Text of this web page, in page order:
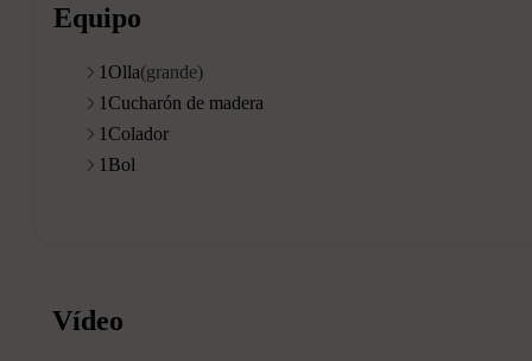
Equipo
1Olla(grande)
1Cucharón de madera
1Colador
1 Bol
Vídeo